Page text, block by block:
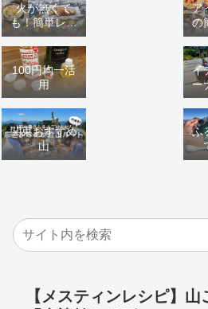
火が無くて
も！簡単レシ
ピ9選
ア
の
100円均一活
用
イ
ー
関東おすすめ
山
ふ
【メスティンレシピ】